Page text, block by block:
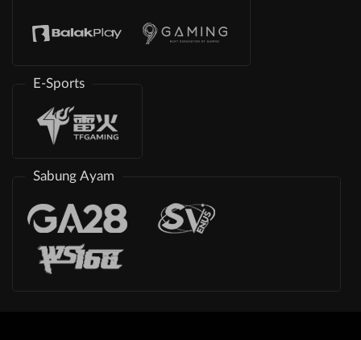
E-Sports
Sabung Ayam